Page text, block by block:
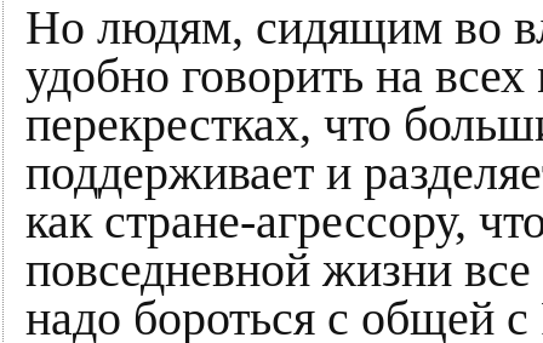
Но людям, сидящим во
удобно говорить на
перекрестках, что
поддерживает и
как стране-агрессору,
повседневной жизни все
надо бороться с общей